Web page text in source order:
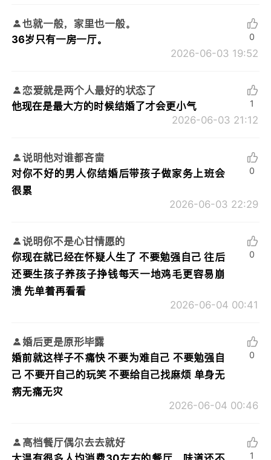
也就一般，家里也一般。
36岁只有一房一厅。
2026-06-03 19:52
0
恋爱就是两个人最好的状态了
他现在是最大方的时候结婚了才会更小气
2026-06-03 21:12
1
说明他对谁都吝啬
对你不好的男人你结婚后带孩子做家务上班会
很累
2026-06-03 22:29
0
说明你不是心甘情愿的
你现在就已经在怀疑人生了 不要勉强自己 往后
还要生孩子养孩子挣钱每天一地鸡毛更容易崩
溃 先单着再看看
2026-06-04 00:41
0
婚后更是原形毕露
婚前就这样子不痛快 不要为难自己 不要勉强自
己 不要开自己的玩笑 不要给自己找麻烦 单身无
病无痛无灾
2026-06-04 00:46
0
高档餐厅偶尔去去就好
1